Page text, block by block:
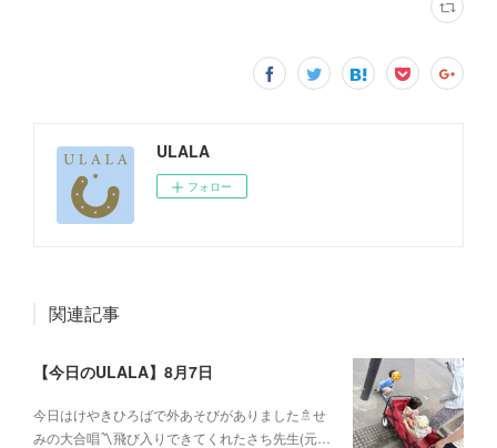
ULALA
フォロー
関連記事
【今日のULALA】8月7日
今日はけやきひろばで外あそびがありました🚿せ
みの大合唱〽飛び入りできてくれたさち先生(元…